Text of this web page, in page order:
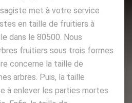
met à votre service
en taille de fruitiers à
dans le 80500. Nous
fruitiers sous trois formes
concerne la taille de
arbres. Puis, la taille
à enlever les parties mortes